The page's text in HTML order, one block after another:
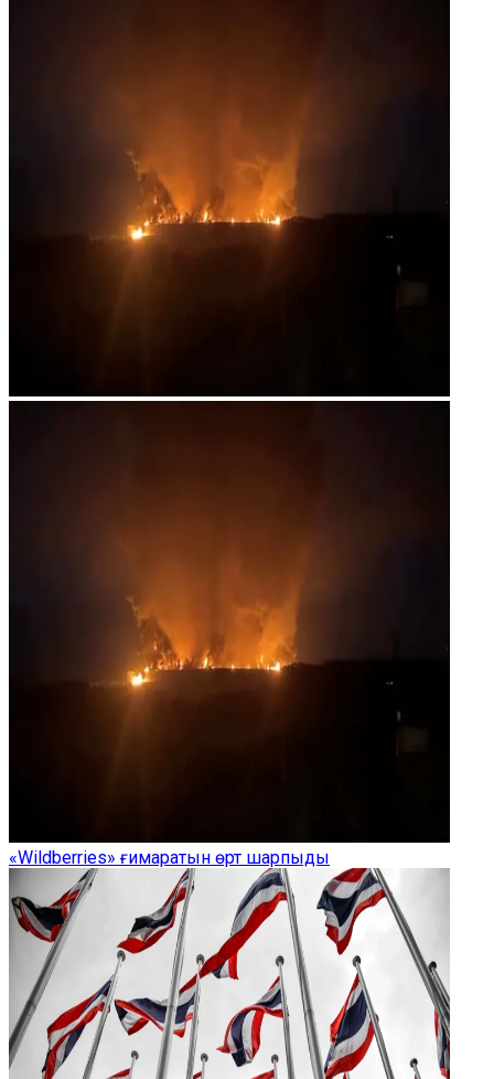
«Wildberries» ғимаратын өрт шарпыды